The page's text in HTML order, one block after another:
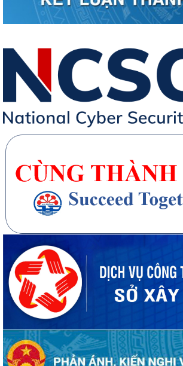
Từ ngày 10/8/2026, thực hiện nộp hồ sơ trực
đường bộ trên Cổng Dịch vụ công...
20 căn nhà ở thấp tầng tại Khu dân cư Hồng
vào kinh doanh - Văn bản số...
270 căn nhà ở thấp tầng tại Dự án Khu đô
Nguyên đủ điều kiện đưa vào kinh doanh...